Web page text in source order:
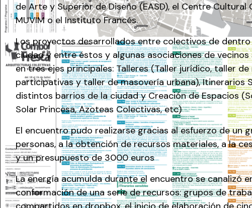
de Arte y Superior de Diseño (EASD), el Centre Cultural
MUVIM o el Instituto Francés.
Los proyectos desarrollados entre colectivos de
ciudad y entre éstos y algunas asociaciones de
en tres ejes principales: Talleres (Taller jurídico, taller
participativas ytaller de masovería urbana), Itinerarios
distintos barrios de la ciudad y Creación de Espacios
Solar Princesa,Azoteas Colectivas, etc)
El encuentro pudo realizarse gracias al esfuerzo de un
personas, a la obtención de recursos materiales, a la
y un presupuesto de 3000 euros
La energía acumulda durante el encuentro se canalizó
conformación de una serie de recursos: grupos de